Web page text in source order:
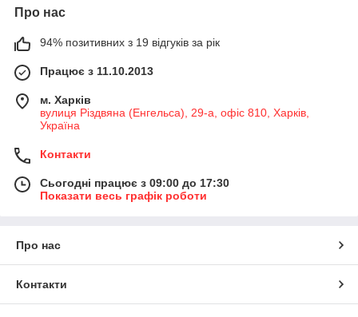
Про нас
94% позитивних з 19 відгуків за рік
Працює з 11.10.2013
м. Харків
вулиця Різдвяна (Енгельса), 29-а, офіс 810, Харків,
Україна
Контакти
Сьогодні працює з 09:00 до 17:30
Показати весь графік роботи
Про нас
Контакти